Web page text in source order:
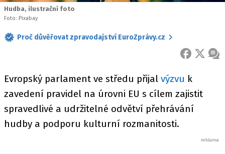
Hudba, ilustrační foto
Foto: Pixabay
Proč důvěřovat zpravodajství EuroZprávy.cz
FACEBOOK
X
Evropský parlament ve středu přijal výzvu k
zavedení pravidel na úrovni EU s cílem zajistit
spravedlivé a udržitelné odvětví přehrávání
hudby a podporu kulturní rozmanitosti.